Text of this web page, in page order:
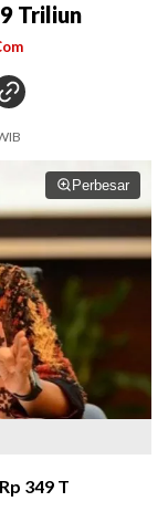
Triliun
Perbesar
349 T